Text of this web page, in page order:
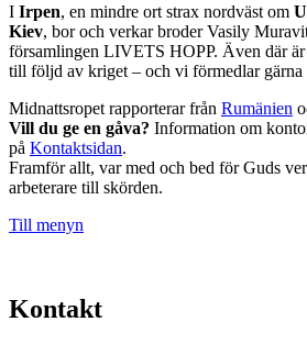
I Irpen, en mindre ort strax nordväst om
Kiev, bor och verkar broder Vasily
församlingen LIVETS HOPP. Även där är
till följd av kriget – och vi förmedlar gärna
Midnattsropet rapporterar från Rumänien
Vill du ge en gåva? Information om
på Kontaktsidan.
Framför allt, var med och bed för Guds
arbeterare till skörden.
Till menyn
Kontakt